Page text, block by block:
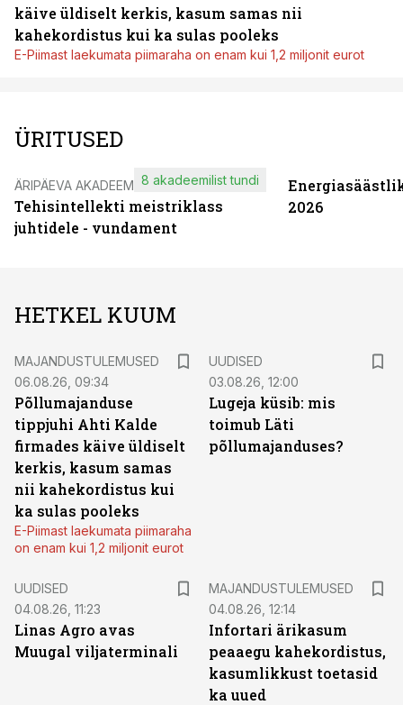
käive üldiselt kerkis, kasum samas nii
kahekordistus kui ka sulas pooleks
E-Piimast laekumata piimaraha on enam kui 1,2 miljonit eurot
ÜRITUSED
ÄRIPÄEVA AKADEEMIA
Tehisintellekti meistriklass
juhtidele - vundament
8 akadeemilist tundi
2026
HETKEL KUUM
MAJANDUSTULEMUSED
06.08.26, 09:34
Põllumajanduse
tippjuhi Ahti Kalde
firmades käive üldiselt
kerkis, kasum samas
nii kahekordistus kui
ka sulas pooleks
E-Piimast laekumata piimaraha
on enam kui 1,2 miljonit eurot
UUDISED
03.08.26, 12:00
Lugeja küsib: mis
toimub Läti
põllumajanduses?
UUDISED
04.08.26, 11:23
Linas Agro avas
Muugal viljaterminali
MAJANDUSTULEMUSED
04.08.26, 12:14
Infortari ärikasum
peaaegu kahekordistus,
kasumlikkust toetasid
ka uued